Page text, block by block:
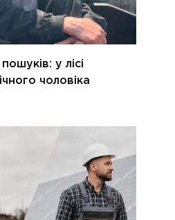
у лісі
чоловіка